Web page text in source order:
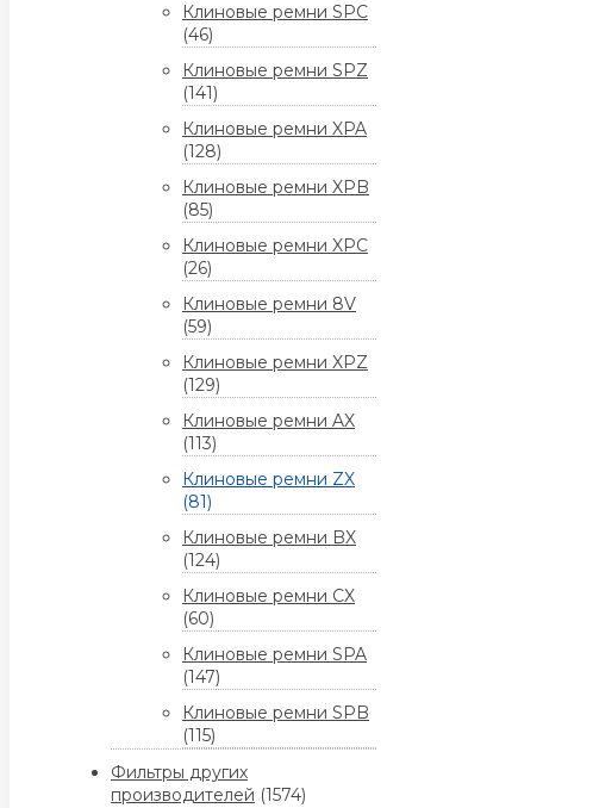
Клиновые ремни SPC
(46)
Клиновые ремни SPZ
(141)
Клиновые ремни XPA
(128)
Клиновые ремни XPB
(85)
Клиновые ремни XPC
(26)
Клиновые ремни 8V
(59)
Клиновые ремни XPZ
(129)
Клиновые ремни AX
(113)
Клиновые ремни ZX
(81)
Клиновые ремни BX
(124)
Клиновые ремни CX
(60)
Клиновые ремни SPA
(147)
Клиновые ремни SPB
(115)
Фильтры других
производителей (1574)